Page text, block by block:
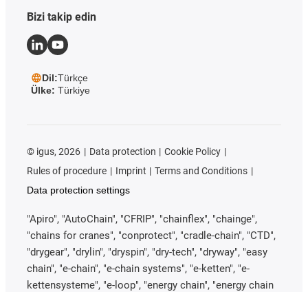
Bizi takip edin
Dil:Türkçe
Ülke: Türkiye
© igus, 2026 Data protection
Cookie Policy
Rules of procedure
Imprint
Terms and Conditions
Data protection settings
"Apiro", "AutoChain", "CFRIP", "chainflex", "chainge",
"chains for cranes", "conprotect", "cradle-chain", "CTD",
"drygear", "drylin", "dryspin", "dry-tech", "dryway", "easy
chain", "e-chain", "e-chain systems", "e-ketten", "e-
kettensysteme", "e-loop", "energy chain", "energy chain